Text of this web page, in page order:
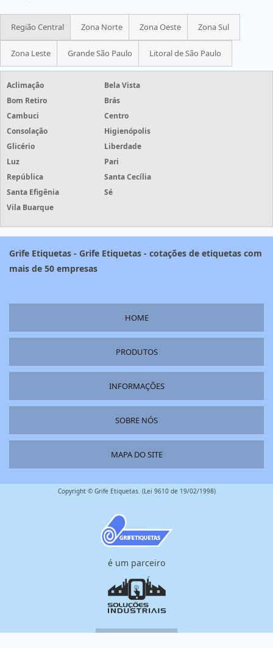
Região Central Zona Norte Zona Oeste Zona Sul
Zona Leste Grande São Paulo Litoral de São Paulo
Aclimação
Bela Vista
Bom Retiro
Brás
Cambuci
Centro
Consolação
Higienópolis
Glicério
Liberdade
Luz
Pari
República
Santa Cecília
Santa Efigênia
Sé
Vila Buarque
Grife Etiquetas - Grife Etiquetas - cotações de etiquetas com
mais de 50 empresas
HOME
PRODUTOS
INFORMAÇÕES
SOBRE NÓS
MAPA DO SITE
Copyright © Grife Etiquetas. (Lei 9610 de 19/02/1998)
é um parceiro